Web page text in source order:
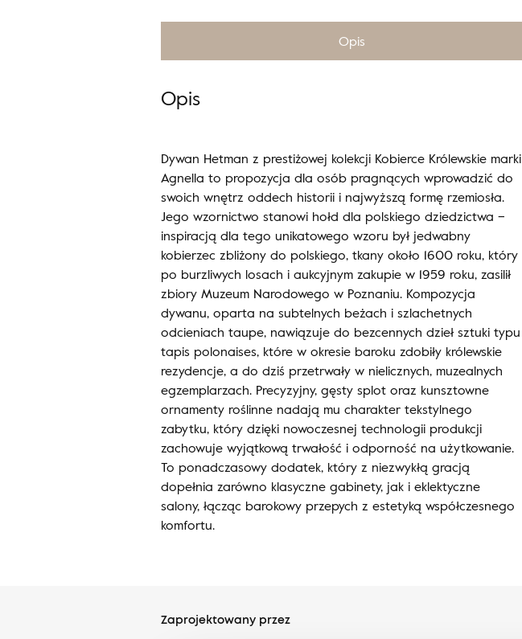
Opis
Opis
Dywan Hetman z prestiżowej kolekcji Kobierce Królewskie marki
Agnella to propozycja dla osób pragnących wprowadzić do
swoich wnętrz oddech historii i najwyższą formę rzemiosła.
Jego wzornictwo stanowi hołd dla polskiego dziedzictwa –
inspiracją dla tego unikatowego wzoru był jedwabny
kobierzec zbliżony do polskiego, tkany około 1600 roku, który
po burzliwych losach i aukcyjnym zakupie w 1959 roku, zasilił
zbiory Muzeum Narodowego w Poznaniu. Kompozycja
dywanu, oparta na subtelnych beżach i szlachetnych
odcieniach taupe, nawiązuje do bezcennych dzieł sztuki typu
tapis polonaises, które w okresie baroku zdobiły królewskie
rezydencje, a do dziś przetrwały w nielicznych, muzealnych
egzemplarzach. Precyzyjny, gęsty splot oraz kunsztowne
ornamenty roślinne nadają mu charakter tekstylnego
zabytku, który dzięki nowoczesnej technologii produkcji
zachowuje wyjątkową trwałość i odporność na użytkowanie.
To ponadczasowy dodatek, który z niezwykłą gracją
dopełnia zarówno klasyczne gabinety, jak i eklektyczne
salony, łącząc barokowy przepych z estetyką współczesnego
komfortu.
Zaprojektowany przez